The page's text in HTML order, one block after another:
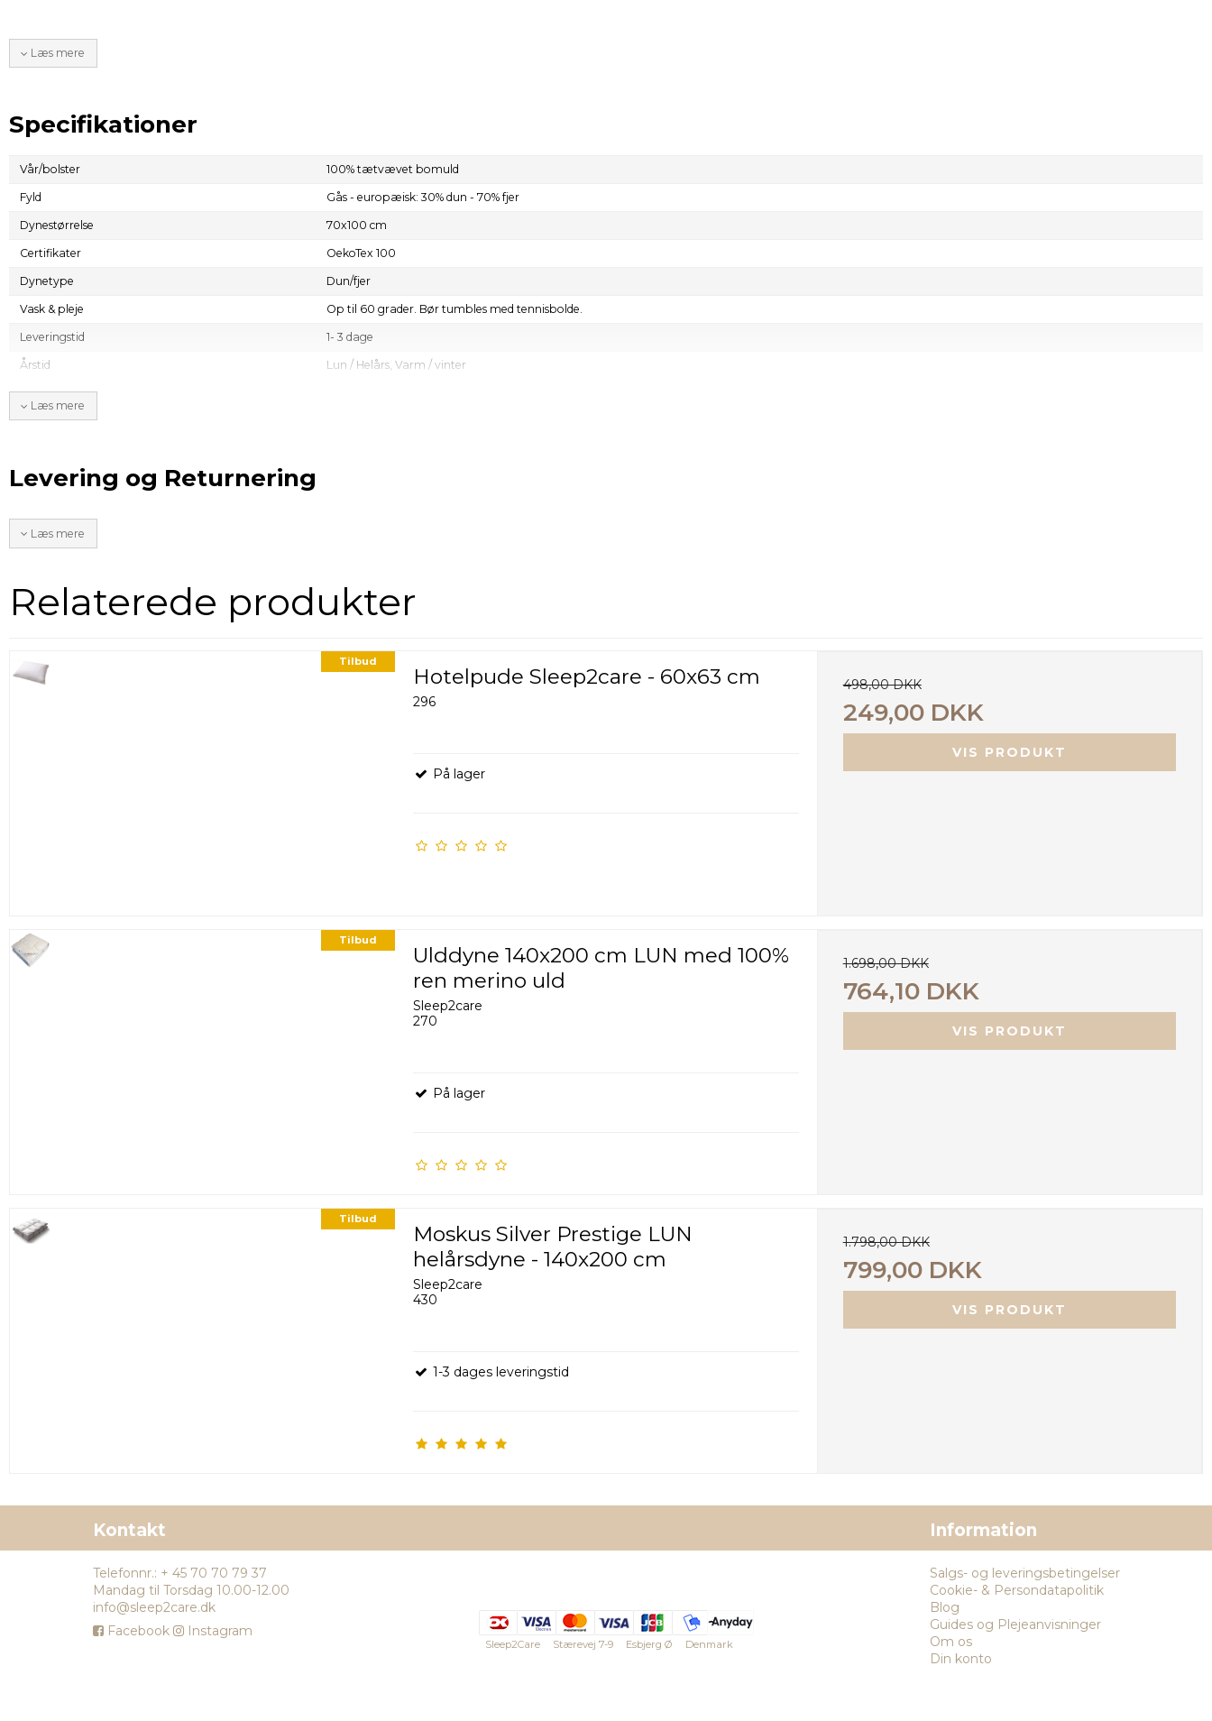
Læs mere
Specifikationer
Vår/bolster 100% tætvævet bomuld
Fyld Gås - europæisk: 30% dun - 70% fjer
Dynestørrelse 70x100 cm
Certifikater OekoTex 100
Dynetype Dun/fjer
Vask & pleje Op til 60 grader. Bør tumbles med tennisbolde.
Leveringstid 1- 3 dage
Årstid Lun / Helårs,Varm / vinter
Læs mere
Levering og Returnering
Læs mere
Relaterede produkter
Tilbud
Hotelpude Sleep2care - 60x63 cm
296
På lager
498,00 DKK
249,00 DKK
VIS PRODUKT
Tilbud
Ulddyne 140x200 cm LUN med 100%
ren merino uld
Sleep2care
270
På lager
1.698,00 DKK
764,10 DKK
VIS PRODUKT
Tilbud
Moskus Silver Prestige LUN
helårsdyne - 140x200 cm
Sleep2care
430
1-3 dages leveringstid
1.798,00 DKK
799,00 DKK
VIS PRODUKT
Kontakt
Telefonnr.: + 45 70 70 79 37
Mandag til Torsdag 10.00-12.00
info@sleep2care.dk
Facebook
Instagram
Sleep2Care Stærevej 7-9 Esbjerg Ø Denmark
Information
Salgs- og leveringsbetingelser
Cookie- & Persondatapolitik
Blog
Guides og Plejeanvisninger
Om os
Din konto